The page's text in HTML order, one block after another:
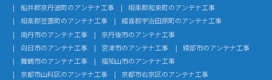
船井郡京丹波町のアンテナ工事
相楽郡和束町のアンテナ工事
相楽郡笠置町のアンテナ工事
綴喜郡宇治田原町のアンテナ工事
南丹市のアンテナ工事
京丹後市のアンテナ工事
向日市のアンテナ工事
宮津市のアンテナ工事
綾部市のアンテナ工事
舞鶴市のアンテナ工事
福知山市のアンテナ工事
京都市山科区のアンテナ工事
京都市右京区のアンテナ工事